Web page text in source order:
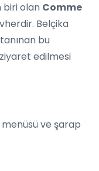
biri olan Comme
Belçika
bu
edilmesi
ve şarap